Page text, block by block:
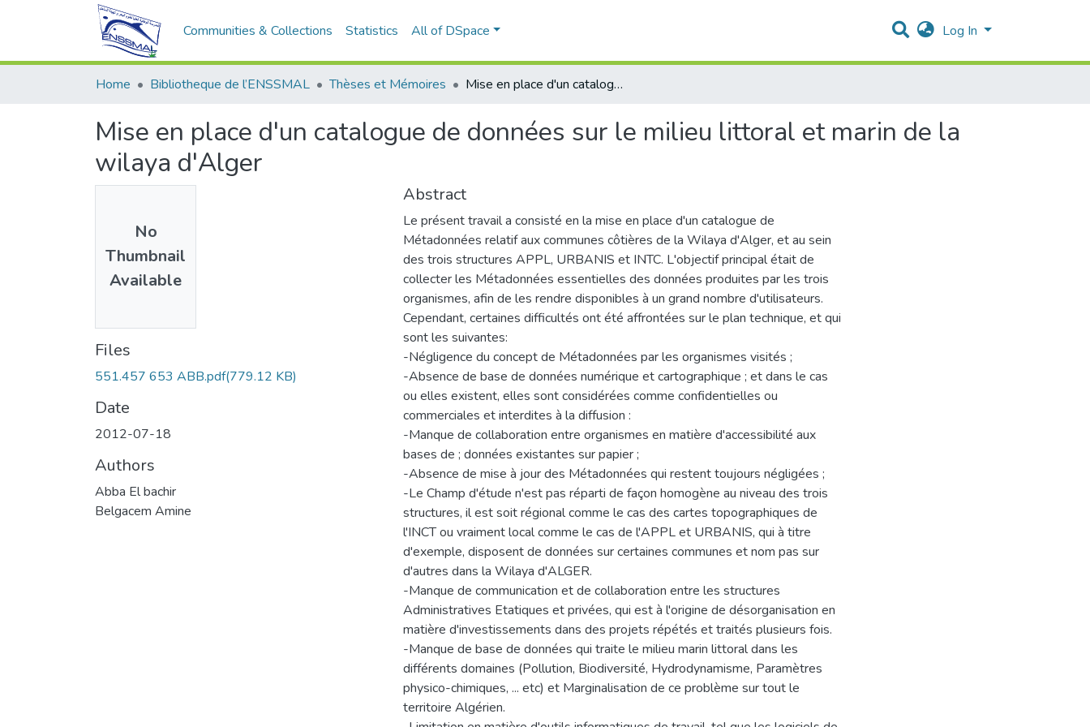
Communities & Collections Statistics All of DSpace Log In
Home Bibliotheque de l’ENSSMAL Thèses et Mémoires Mise en place d'un catalogue de données sur le milieu littoral et marin de la wilaya d'Alger
Mise en place d'un catalogue de données sur le milieu littoral et marin de la
wilaya d'Alger
No
Thumbnail
Available
Files
551.457 653 ABB.pdf(779.12 KB)
Date
2012-07-18
Authors
Abba El bachir
Belgacem Amine
Abstract
Le présent travail a consisté en la mise en place d'un catalogue de
Métadonnées relatif aux communes côtières de la Wilaya d'Alger, et au sein
des trois structures APPL, URBANIS et INTC. L'objectif principal était de
collecter les Métadonnées essentielles des données produites par les trois
organismes, afin de les rendre disponibles à un grand nombre d'utilisateurs.
Cependant, certaines difficultés ont été affrontées sur le plan technique, et qui
sont les suivantes:
-Négligence du concept de Métadonnées par les organismes visités ;
-Absence de base de données numérique et cartographique ; et dans le cas
ou elles existent, elles sont considérées comme confidentielles ou
commerciales et interdites à la diffusion :
-Manque de collaboration entre organismes en matière d'accessibilité aux
bases de ; données existantes sur papier ;
-Absence de mise à jour des Métadonnées qui restent toujours négligées ;
-Le Champ d'étude n'est pas réparti de façon homogène au niveau des trois
structures, il est soit régional comme le cas des cartes topographiques de
l'INCT ou vraiment local comme le cas de l'APPL et URBANIS, qui à titre
d'exemple, disposent de données sur certaines communes et nom pas sur
d'autres dans la Wilaya d'ALGER.
-Manque de communication et de collaboration entre les structures
Administratives Etatiques et privées, qui est à l'origine de désorganisation en
matière d'investissements dans des projets répétés et traités plusieurs fois.
-Manque de base de données qui traite le milieu marin littoral dans les
différents domaines (Pollution, Biodiversité, Hydrodynamisme, Paramètres
physico-chimiques, ... etc) et Marginalisation de ce problème sur tout le
territoire Algérien.